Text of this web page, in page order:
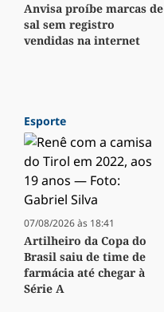
Anvisa proíbe marcas de
sal sem registro
vendidas na internet
Esporte
07/08/2026 às 18:41
Artilheiro da Copa do
Brasil saiu de time de
farmácia até chegar à
Série A